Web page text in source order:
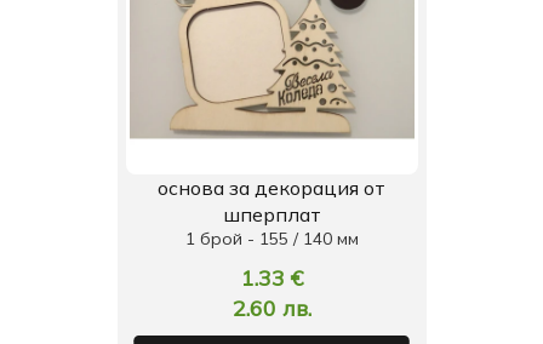
основа за декорация от
шперплат
1 брой - 155 / 140 мм
1.33 €
2.60 лв.